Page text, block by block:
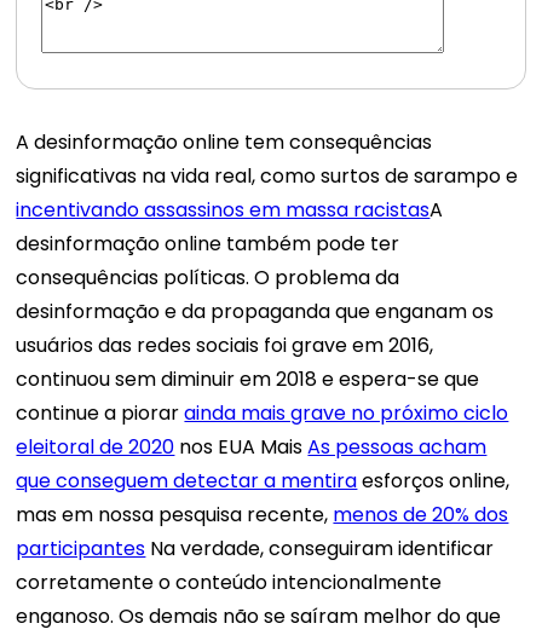
A desinformação online tem consequências
significativas na vida real, como surtos de sarampo e
incentivando assassinos em massa racistasA
desinformação online também pode ter
consequências políticas. O problema da
desinformação e da propaganda que enganam os
usuários das redes sociais foi grave em 2016,
continuou sem diminuir em 2018 e espera-se que
continue a piorarainda mais grave no próximo ciclo
eleitoral de 2020 nos EUA MaisAs pessoas acham
que conseguem detectar a mentiraesforços online,
mas em nossa pesquisa recente, menos de 20% dos
participantes Na verdade, conseguiram identificar
corretamente o conteúdo intencionalmente
enganoso. Os demais não se saíram melhor do que